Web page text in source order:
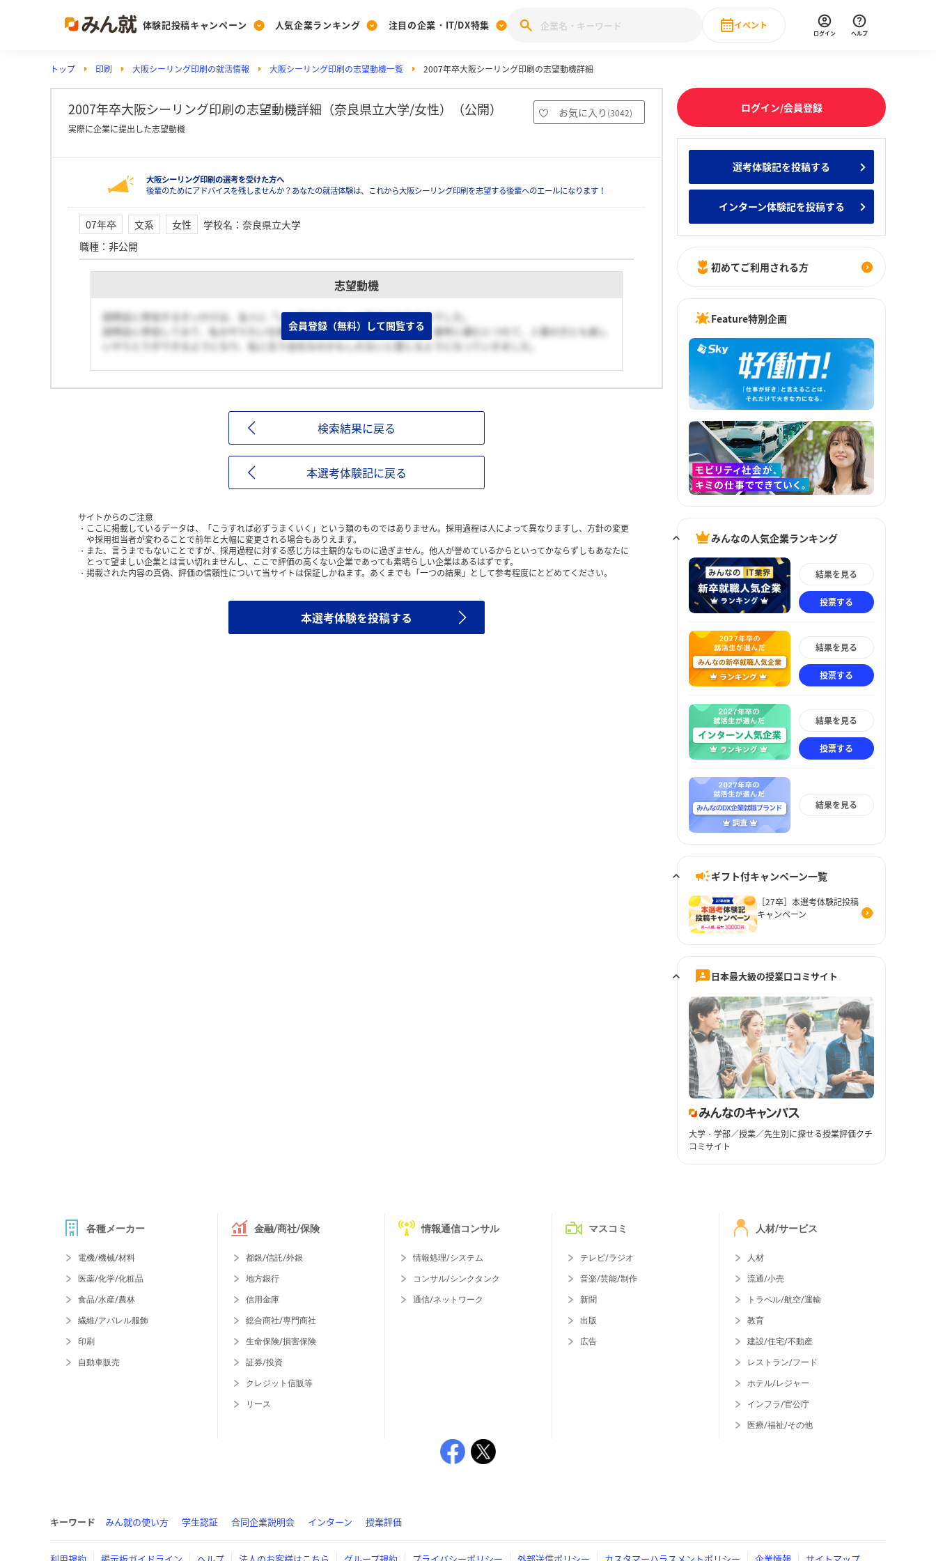
体験記投稿キャンペーン
Post
投稿する
[27卒] 本選考体験記投稿キャンペーン
人気企業ランキング
Ranking
ランキングを見る
みんなのDX企業就職ブランド調査
Vote
投票する
みんなの新卒就職人気企業ランキング みんなのインターン人気企業ランキ
注目の企業・IT/DX特集
PickUp
注目の企業特集
28卒 IT・DX現場社員インタビュー
イベント
直近のイベント一覧
ログイン ヘルプ
トップ 印刷 大阪シーリング印刷の就活情報 大阪シーリング印刷の志望動機一覧 2007年卒大阪シーリング印刷の志望動機詳細
2007年卒大阪シーリング印刷の志望動機詳細（奈良県立大学/女性）（公開） お気に入り (3042)
実際に企業に提出した志望動機
大阪シーリング印刷の選考を受けた方へ
後輩のためにアドバイスを残しませんか？あなたの就活体験は、これから大阪シーリング印刷を志望する後輩へのエールになります！
07年卒 文系 女性 学校名 ： 奈良県立大学
職種 ： 非公開
志望動機
説明会に参加するきっかけは、友人に「いい会社だから」と勧められたからでした。
説明会に参加してみて、私のやりたい仕事ができると思い志望したました。選考に進むにつれて、人事の方とも楽し
いやりとりができるようになり、私に合う会社なのかもしれないと感じるようになっていきました。
会員登録（無料）して閲覧する
検索結果に戻る
本選考体験記に戻る
サイトからのご注意
ここに掲載しているデータは、「こうすれば必ずうまくいく」という類のものではありません。採用過程は人によって異なりますし、方針の変更
や採用担当者が変わることで前年と大幅に変更される場合もありえます。
また、言うまでもないことですが、採用過程に対する感じ方は主観的なものに過ぎません。他人が誉めているからといってかならずしもあなたに
とって望ましい企業とは言い切れませんし、ここで評価の高くない企業であっても素晴らしい企業はあるはずです。
掲載された内容の真偽、評価の信頼性について当サイトは保証しかねます。あくまでも「一つの結果」として参考程度にとどめてください。
本選考体験を投稿する
ログイン/会員登録
選考体験記を投稿する
インターン体験記を投稿する
初めてご利用される方
Feature特別企画
みんなの人気企業ランキング
結果を見る
投票する
結果を見る
投票する
結果を見る
投票する
結果を見る
ギフト付キャンペーン一覧
［27卒］本選考体験記投稿
キャンペーン
日本最大級の授業口コミサイト
大学・学部／授業／先生別に探せる授業評価クチ
コミサイト
各種メーカー
電機/機械/材料
医薬/化学/化粧品
食品/水産/農林
繊維/アパレル服飾
印刷
自動車販売
金融/商社/保険
都銀/信託/外銀
地方銀行
信用金庫
総合商社/専門商社
生命保険/損害保険
証券/投資
クレジット信販等
リース
情報通信コンサル
情報処理/システム
コンサル/シンクタンク
通信/ネットワーク
マスコミ
テレビ/ラジオ
音楽/芸能/制作
新聞
出版
広告
人材/サービス
人材
流通/小売
トラベル/航空/運輸
教育
建設/住宅/不動産
レストラン/フード
ホテル/レジャー
インフラ/官公庁
医療/福祉/その他
キーワード みん就の使い方 学生認証 合同企業説明会 インターン 授業評価